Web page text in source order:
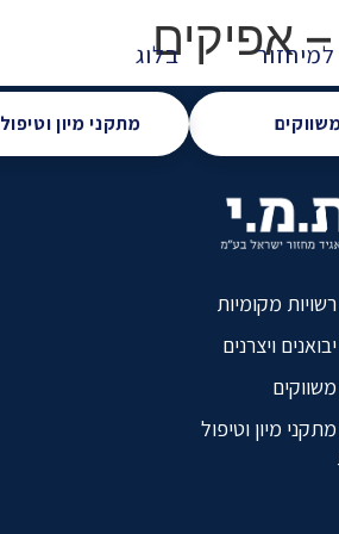
בלוג
מתקני מיון וטיפול
אפיקים
רשויות מקומיות
יבואנים ויצרנים
משווקים
מתקני מיון וטיפול